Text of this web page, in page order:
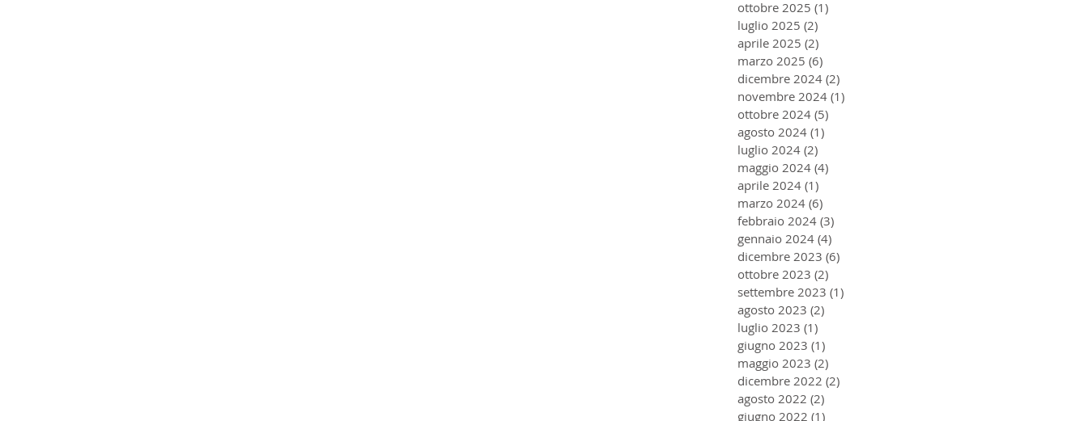
ottobre 2025 (1)
luglio 2025 (2)
aprile 2025 (2)
marzo 2025 (6)
dicembre 2024 (2)
novembre 2024 (1)
ottobre 2024 (5)
agosto 2024 (1)
luglio 2024 (2)
maggio 2024 (4)
aprile 2024 (1)
marzo 2024 (6)
febbraio 2024 (3)
gennaio 2024 (4)
dicembre 2023 (6)
ottobre 2023 (2)
settembre 2023 (1)
agosto 2023 (2)
luglio 2023 (1)
giugno 2023 (1)
maggio 2023 (2)
dicembre 2022 (2)
agosto 2022 (2)
giugno 2022 (1)